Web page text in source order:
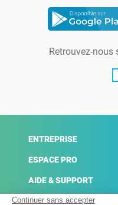
Retrouvez-
ENTREPRISE
ESPACE PRO
AIDE & SUPPORT
ACTUALITÉS